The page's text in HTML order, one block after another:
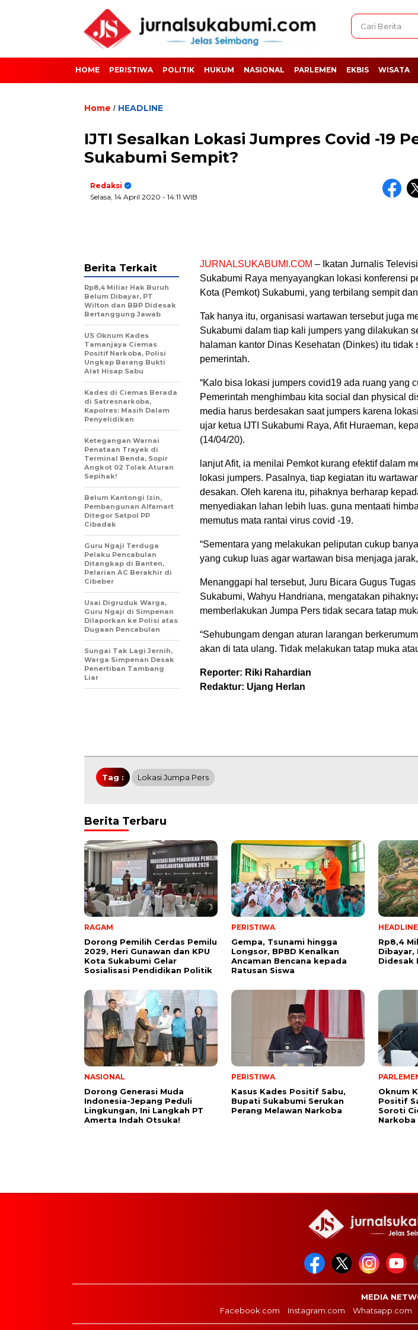
HOME PERISTIWA POLITIK HUKUM NASIONAL PARLEMEN EKBIS WISATA
Home / HEADLINE
IJTI Sesalkan Lokasi Jumpres Covid -19
Sukabumi Sempit?
Redaksi
Selasa, 14 April 2020 - 14:11 WIB
JURNALSUKABUMI.COM – Ikatan Jurnalis
Sukabumi Raya menyayangkan lokasi konferensi
Kota (Pemkot) Sukabumi, yang terbilang sempit
Tak hanya itu, organisasi wartawan tersebut juga
Sukabumi dalam tiap kali jumpers yang dilakukan
halaman kantor Dinas Kesehatan (Dinkes) itu tidak
pemerintah.
“Kalo bisa lokasi jumpers covid19 ada ruang yang
Pemerintah menghimbau kita social dan physical
media harus berdesakan saat jumpers karena
ujar ketua IJTI Sukabumi Raya, Afit Huraeman,
(14/04/20).
lanjut Afit, ia menilai Pemkot kurang efektif dalam
lokasi jumpers. Pasalnya, tiap kegiatan itu
desakan. Oleh karena itu, pihaknya berharap
menyediakan lahan lebih luas. guna mentaati
memutus mata rantai virus covid -19.
“Sementara yang melakukan peliputan cukup
yang cukup luas agar wartawan bisa menjaga
Menanggapi hal tersebut, Juru Bicara Gugus
Sukabumi, Wahyu Handriana, mengatakan
memberlakukan Jumpa Pers tidak secara tatap
“Sehubungam dengan aturan larangan
akan di tata ulang. Tidak melakukan tatap muka
Reporter: Riki Rahardian
Redaktur: Ujang Herlan
Berita Terkait
Rp8,4 Miliar Hak Buruh
Belum Dibayar, PT
Wilton dan BBP Didesak
Bertanggung Jawab
US Oknum Kades
Tamanjaya Ciemas
Positif Narkoba, Polisi
Ungkap Barang Bukti
Alat Hisap Sabu
Kades di Ciemas Berada
di Satresnarkoba,
Kapolres: Masih Dalam
Penyelidikan
Ketegangan Warnai
Penataan Trayek di
Terminal Benda, Sopir
Angkot 02 Tolak Aturan
Sepihak!
Belum Kantongi Izin,
Pembangunan Alfamart
Ditegor Satpol PP
Cibadak
Guru Ngaji Terduga
Pelaku Pencabulan
Ditangkap di Banten,
Pelarian AC Berakhir di
Cibeber
Usai Digruduk Warga,
Guru Ngaji di Simpenan
Dilaporkan ke Polisi atas
Dugaan Pencabulan
Sungai Tak Lagi Jernih,
Warga Simpenan Desak
Penertiban Tambang
Liar
Tag : Lokasi Jumpa Pers
Berita Terbaru
RAGAM
Dorong Pemilih Cerdas Pemilu
2029, Heri Gunawan dan KPU
Kota Sukabumi Gelar
Sosialisasi Pendidikan Politik
PERISTIWA
Gempa, Tsunami hingga
Longsor, BPBD Kenalkan
Ancaman Bencana kepada
Ratusan Siswa
HEADLINE
Rp8,4
Dibayar,
Didesak
NASIONAL
Dorong Generasi Muda
Indonesia-Jepang Peduli
Lingkungan, Ini Langkah PT
Amerta Indah Otsuka!
PERISTIWA
Kasus Kades Positif Sabu,
Bupati Sukabumi Serukan
Perang Melawan Narkoba
Oknum
Positif
Soroti
Narkoba
MEDIA
Facebook.com
Instagram.com Whatsapp.com